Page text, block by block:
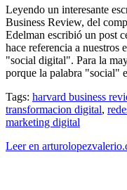
Leyendo un interesante
Business Review, del
Edelman escribió un post
hace referencia a nuestros
"social digital". Para la
porque la palabra "social"
Tags: harvard business
transformacion digital,
marketing digital
Leer en